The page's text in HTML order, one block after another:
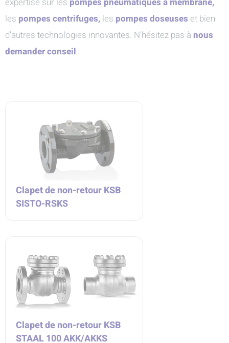
les pompes centrifuges, les pompes doseuses et bien
d'autres technologies innovantes. N'hésitez pas à nous
demander conseil
Clapet de non-retour KSB
SISTO-RSKS
Clapet de non-retour KSB
STAAL 100 AKK/AKKS